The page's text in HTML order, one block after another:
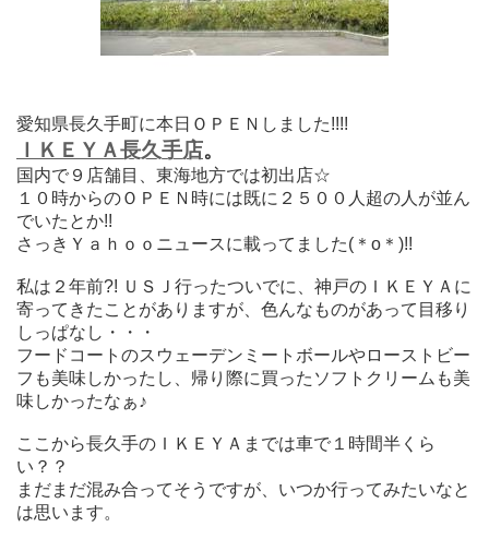
愛知県長久手町に本日ＯＰＥＮしました!!!!
ＩＫＥＹＡ長久手店。
国内で９店舗目、東海地方では初出店☆
１０時からのＯＰＥＮ時には既に２５００人超の人が並ん
でいたとか!!
さっきＹａｈｏｏニュースに載ってました(＊o＊)!!
私は２年前?! ＵＳＪ行ったついでに、神戸のＩＫＥＹＡに
寄ってきたことがありますが、色んなものがあって目移り
しっぱなし・・・
フードコートのスウェーデンミートボールやローストビー
フも美味しかったし、帰り際に買ったソフトクリームも美
味しかったなぁ♪
ここから長久手のＩＫＥＹＡまでは車で１時間半くら
い？？
まだまだ混み合ってそうですが、いつか行ってみたいなと
は思います。